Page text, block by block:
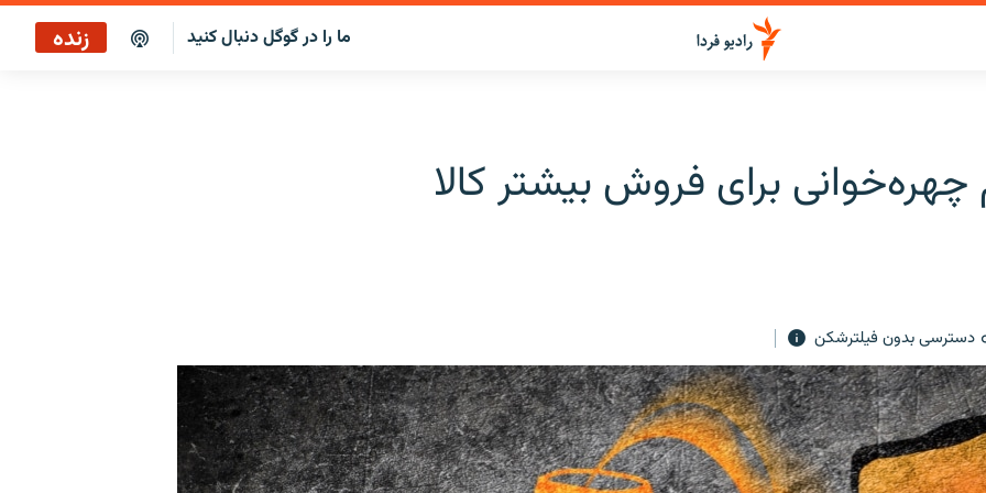
ما را در گوگل دنبال کنید زنده
چهره‌خوانی برای فروش بیشتر کالا
دسترسی بدون فیلترشکن